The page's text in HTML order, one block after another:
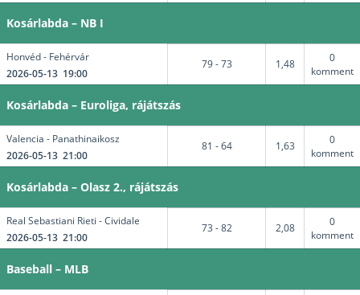
Kosárlabda – NB I
Honvéd - Fehérvár
2026-05-13 19:00
79 - 73 1,48
0
komment
Kosárlabda – Euroliga, rájátszás
Valencia - Panathinaikosz
2026-05-13 21:00
81 - 64 1,63
0
komment
Kosárlabda – Olasz 2., rájátszás
Real Sebastiani Rieti - Cividale
2026-05-13 21:00
73 - 82 2,08
0
komment
Baseball – MLB